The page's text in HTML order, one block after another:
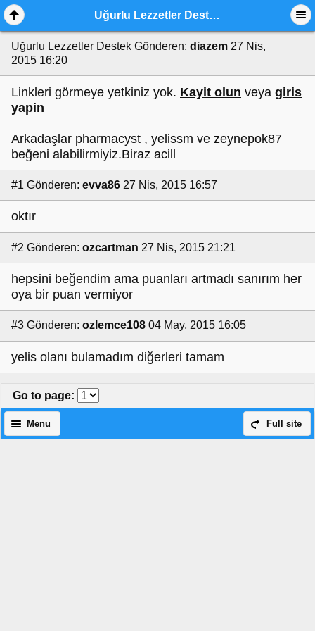
Uğurlu Lezzetler Destek
Uğurlu Lezzetler Destek Gönderen: diazem 27 Nis,
2015 16:20
Linkleri görmeye yetkiniz yok. Kayit olun veya giris
yapin
Arkadaşlar pharmacyst , yelissm ve zeynepok87
beğeni alabilirmiyiz.Biraz acill
#1 Gönderen: evva86 27 Nis, 2015 16:57
oktır
#2 Gönderen: ozcartman 27 Nis, 2015 21:21
hepsini beğendim ama puanları artmadı sanırım her
oya bir puan vermiyor
#3 Gönderen: ozlemce108 04 May, 2015 16:05
yelis olanı bulamadım diğerleri tamam
Go to page:
Full site
Menu